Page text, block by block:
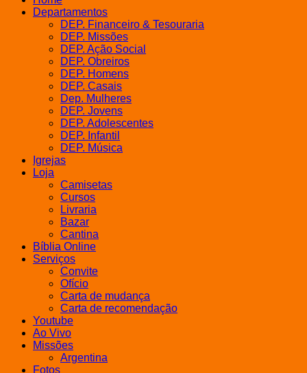
Departamentos
DEP. Financeiro & Tesouraria
DEP. Missões
DEP. Ação Social
DEP. Obreiros
DEP. Homens
DEP. Casais
Dep. Mulheres
DEP. Jovens
DEP. Adolescentes
DEP. Infantil
DEP. Música
Igrejas
Loja
Camisetas
Cursos
Livraria
Bazar
Cantina
Bíblia Online
Serviços
Convite
Ofício
Carta de mudança
Carta de recomendação
Youtube
Ao Vivo
Missões
Argentina
Fotos